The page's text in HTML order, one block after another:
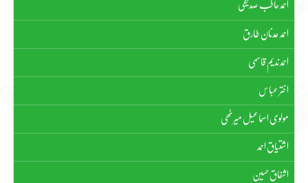
احمد حاطب صدیقی
احمد عدنان طارق
احمد ندیم قاسمی
اختر عباس
مولوی اسماعیل میرٹھی
اشتیاق احمد
اشفاق حسین